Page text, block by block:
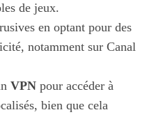
de jeux.
en optant pour des
notamment sur Canal
VPNpour accéder à
bien que cela